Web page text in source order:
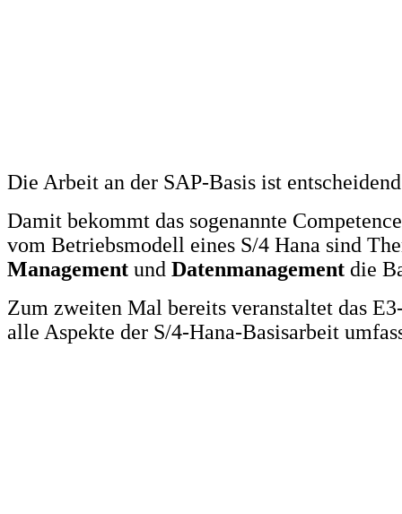
Die Arbeit an der SAP-Basis ist
Damit bekommt das sogenannte
vom Betriebsmodell eines S/4 Hana sind
Management und Datenmanagement die
Zum zweiten Mal bereits veranstaltet das
alle Aspekte der S/4-Hana-Basisarbeit